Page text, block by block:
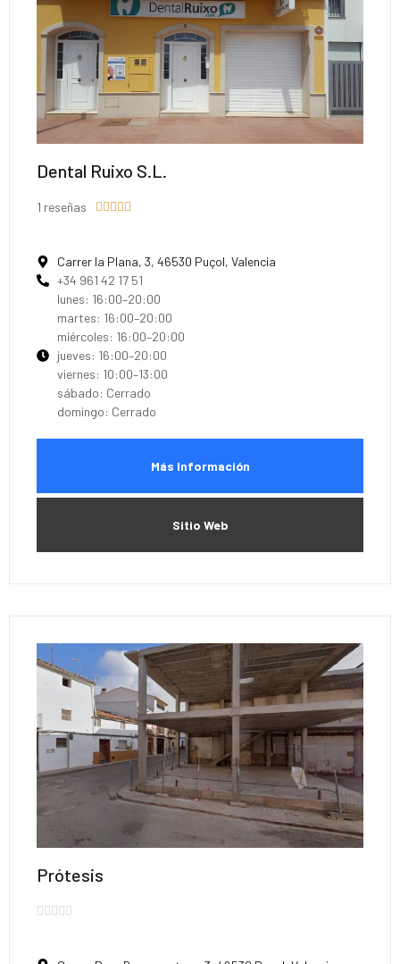
Dental Ruixo S.L.
1 reseñas     
Carrer la Plana, 3, 46530 Puçol, Valencia
+34 961 42 17 51
lunes: 16:00–20:00
martes: 16:00–20:00
miércoles: 16:00–20:00
jueves: 16:00–20:00
viernes: 10:00–13:00
sábado: Cerrado
domingo: Cerrado
Más Información
Sitio Web
Prótesis
    